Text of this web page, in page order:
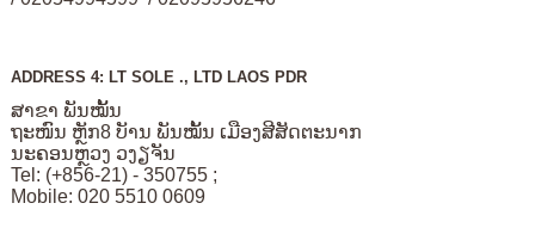
ADDRESS 4: LT SOLE ., LTD LAOS PDR
ສາຂາ ພັນໝັ້ນ
ຖະໜົນ ຫຼັກ8 ບັານ ພັນໝັ້ນ ເມືອງສີສັດຕະນາກ
ນະຄອນຫຼວງ ວງຽຈັນ
Tel: (+856-21) - 350755 ;
Mobile: 020 5510 0609